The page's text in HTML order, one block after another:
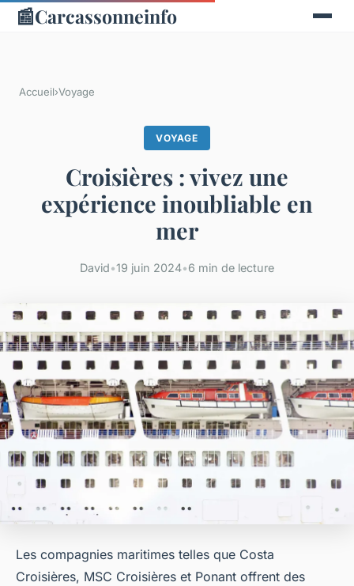
📰Carcassonneinfo
Accueil›Voyage
VOYAGE
Croisières : vivez une
expérience inoubliable en
mer
David•19 juin 2024•6 min de lecture
Les compagnies maritimes telles que Costa
Croisières, MSC Croisières et Ponant offrent des